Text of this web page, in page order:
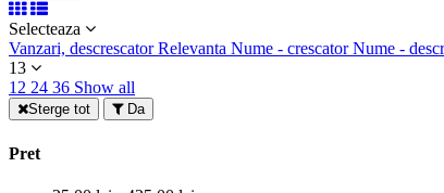
Selecteaza
Vanzari, descrescatorRelevanta Nume - crescatorNume -
13
12 24 36 Show all
Sterge tot Da
Pret